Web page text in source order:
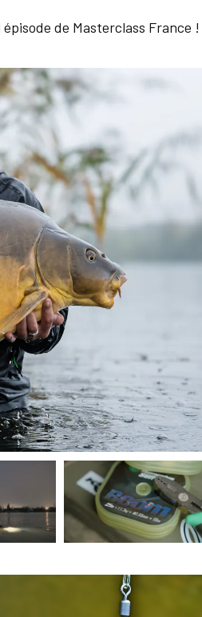
de Masterclass France !